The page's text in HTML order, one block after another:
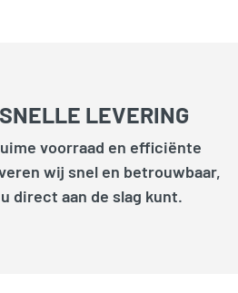
SNELLE LEVERING
voorraad en efficiënte
wij snel en betrouwbaar,
direct aan de slag kunt.